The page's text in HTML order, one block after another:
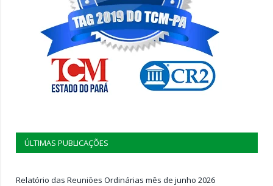
ÚLTIMAS PUBLICAÇÕES
Relatório das Reuniões Ordinárias mês de junho 2026